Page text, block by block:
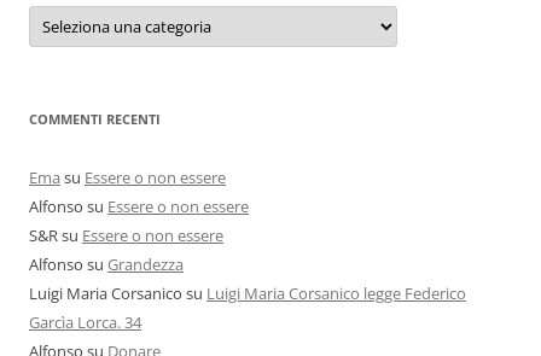
Categorie
autori
COMMENTI RECENTI
Ema su Essere o non essere
Alfonso su Essere o non essere
S&Rsu Essere o non essere
Alfonso su Grandezza
Luigi Maria Corsanico su Luigi Maria Corsanico legge Federico
Garcìa Lorca. 34